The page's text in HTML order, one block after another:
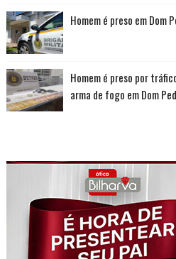
Homem é preso em Dom
Homem é preso por
arma de fogo em Dom